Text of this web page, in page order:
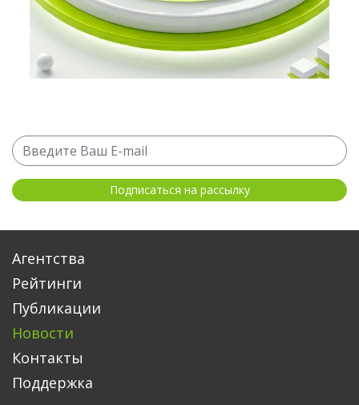
Агентства
Рейтинги
Публикации
Новости
Контакты
Поддержка